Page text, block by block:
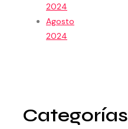
2024
Agosto
2024
Categorías